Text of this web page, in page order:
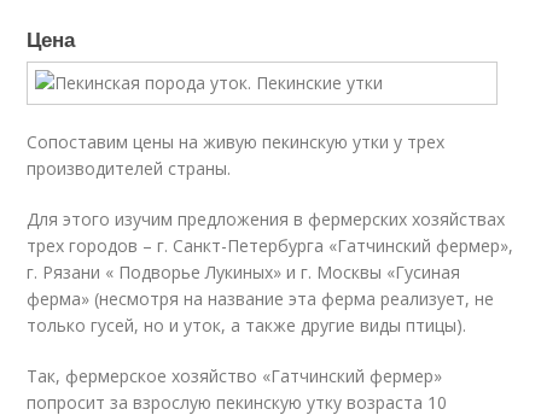
Цена
Сопоставим цены на живую пекинскую утки у трех
производителей страны.
Для этого изучим предложения в фермерских хозяйствах
трех городов – г. Санкт-Петербурга «Гатчинский фермер»,
г. Рязани « Подворье Лукиных» и г. Москвы «Гусиная
ферма» (несмотря на название эта ферма реализует, не
только гусей, но и уток, а также другие виды птицы).
Так, фермерское хозяйство «Гатчинский фермер»
попросит за взрослую пекинскую утку возраста 10